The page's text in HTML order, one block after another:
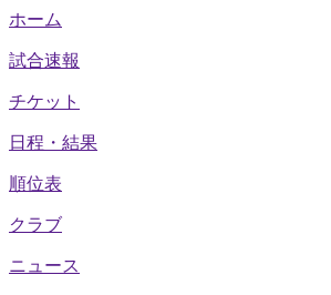
ホーム
試合速報
チケット
日程・結果
順位表
クラブ
ニュース